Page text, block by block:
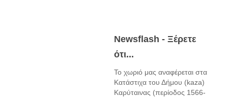
Newsflash - Ξέρετε
ότι...
Το χωριό μας αναφέρεται στα
Κατάστιχα του Δήμου (kaza)
Καρύταινας (περίοδος 1566-